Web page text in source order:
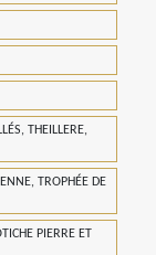
THEILLERE,
TROPHÉE DE
PIERRE ET